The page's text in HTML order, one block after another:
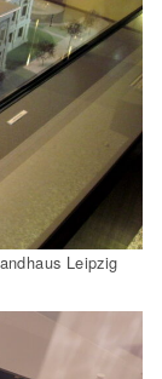
Leipzig